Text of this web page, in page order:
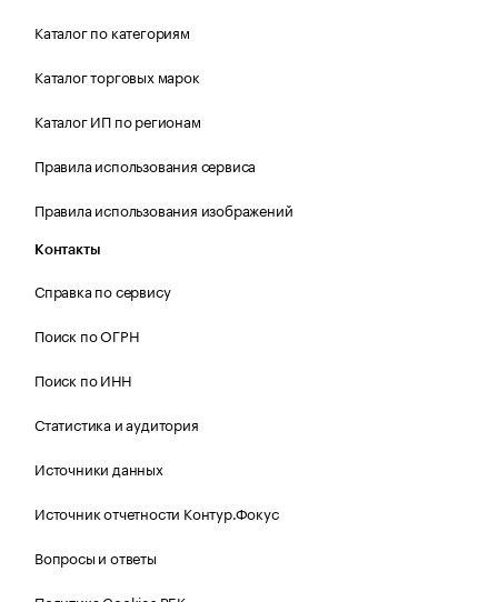
Каталог по категориям
Каталог торговых марок
Каталог ИП по регионам
Правила использования сервиса
Правила использования изображений
Контакты
Справка по сервису
Поиск по ОГРН
Поиск по ИНН
Статистика и аудитория
Источники данных
Источник отчетности Контур.Фокус
Вопросы и ответы